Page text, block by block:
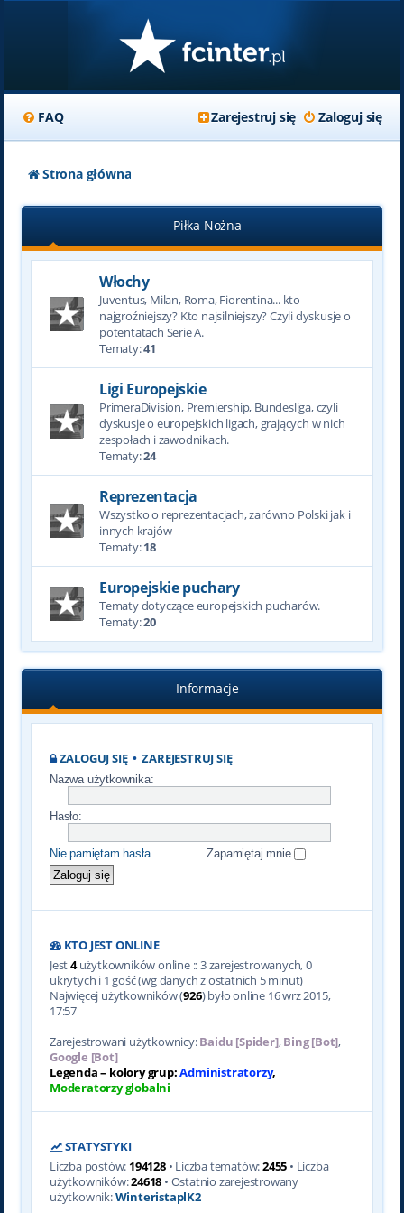
FAQ Zaloguj się
Zarejestruj się
Strona główna
Piłka Nożna
Włochy
Juventus, Milan, Roma, Fiorentina... kto
najgroźniejszy? Kto najsilniejszy? Czyli dyskusje o
potentatach Serie A.
Tematy:41
Ligi Europejskie
PrimeraDivision, Premiership, Bundesliga, czyli
dyskusje o europejskich ligach, grających w nich
zespołach i zawodnikach.
Tematy:24
Reprezentacja
Wszystko o reprezentacjach, zarówno Polski jak i
innych krajów
Tematy:18
Europejskie puchary
Tematy dotyczące europejskich pucharów.
Tematy:20
Informacje
ZALOGUJ SIĘ•ZAREJESTRUJ SIĘ
Nazwa użytkownika:
Hasło:
Nie pamiętam hasła Zapamiętaj mnie
KTO JEST ONLINE
Jest4użytkowników online :: 3 zarejestrowanych, 0
ukrytych i 1 gość (wg danych z ostatnich 5 minut)
Najwięcej użytkowników (926) było online 16 wrz 2015,
17:57
Zarejestrowani użytkownicy:Baidu [Spider],Bing [Bot],
Google [Bot]
Legenda – kolory grup:Administratorzy,
Moderatorzy globalni
STATYSTYKI
Liczba postów: 194128• Liczba tematów:2455 • Liczba
użytkowników:24618 • Ostatnio zarejestrowany
użytkownik:WinteristaplK2